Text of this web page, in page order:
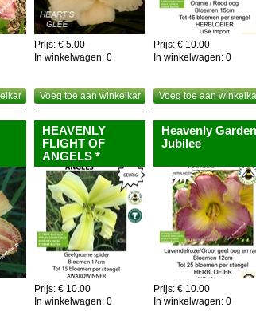
Prijs: € 5.00
In winkelwagen: 0
Voeg toe aan winkelkar
Prijs: € 10.00
In winkelwagen: 0
Voeg toe aan
HEAVENLY
FLIGHT OF
ANGELS *
Prijs: € 10.00
In winkelwagen: 0
Heavenly Garden
Jubilee
Prijs: € 10.00
In winkelwagen: 0